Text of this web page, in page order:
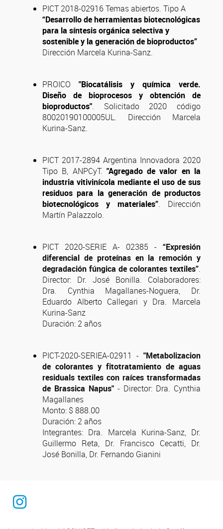
PICT 2018-02916 Temas abiertos. Tipo A
“Desarrollo de herramientas biotecnológicas
para la síntesis orgánica selectiva y
sostenible y la generación de bioproductos”
Dirección Marcela Kurina-Sanz.
PROICO "Biocatálisis y química verde.
Diseño de bioprocesos y obtención de
bioproductos". Solicitado 2020 código
80020190100005UL. Dirección Marcela
Kurina-Sanz.
PICT 2017-2894 Argentina Innovadora 2020
Tipo B, ANPCyT. "Agregado de valor en la
industria vitivinícola mediante el uso de sus
residuos para la generación de productos
biotecnológicos y materiales”. Dirección
Martín Palazzolo.
PICT 2020-SERIE A- 02385 - “Expresión
diferencial de proteínas en la remoción y
degradación fúngica de colorantes textiles”.
Director: Dr. José Bonilla. Colaboradores:
Dra. Cynthia Magallanes-Noguera, Dr.
Eduardo Alberto Callegari y Dra. Marcela
Kurina-Sanz
Duración: 2 años
PICT-2020-SERIEA-02911 - "Metabolizacion
de colorantes y fitotratamiento de aguas
residuals textiles con raíces transformadas
de Brassica Napus" - Director: Dra. Cynthia
Magallanes
Monto: $ 888.00
Duración: 2 años
Integrantes: Dra. Marcela Kurina-Sanz, Dr.
Guillermo Reta, Dr. Francisco Cecatti, Dr.
José Bonilla, Dr. Fernando Gianini
INTEQUI